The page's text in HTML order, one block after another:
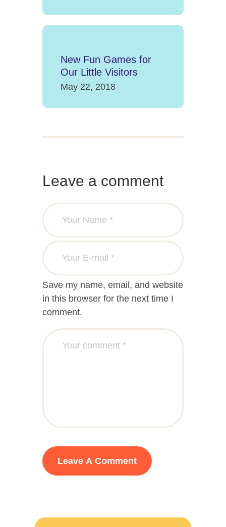
New Fun Games for
Our Little Visitors
May 22, 2018
Leave a comment
Save my name, email, and website
in this browser for the next time I
comment.